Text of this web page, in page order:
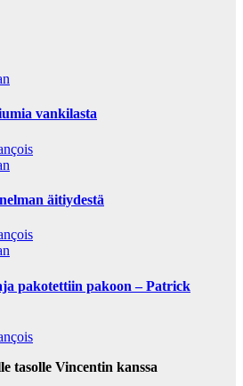
vankilasta
äitiydestä
pakotettiin pakoon – Patrick
tasolle Vincentin kanssa